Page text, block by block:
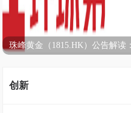
珠峰黄金（1815.HK）公告解读
创新